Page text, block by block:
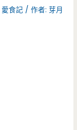
愛食記 / 作者:芽月